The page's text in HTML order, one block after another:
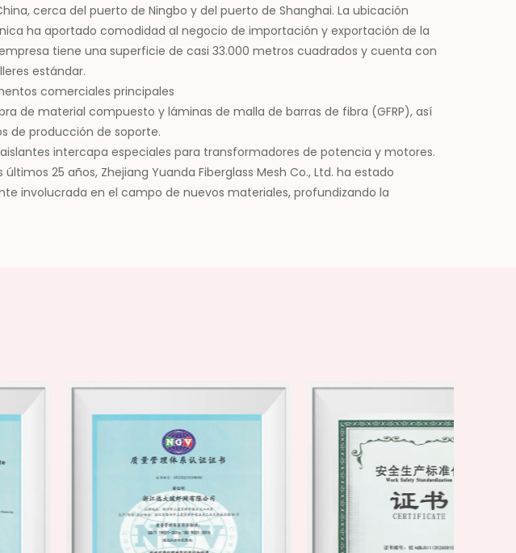
cerca del puerto de Ningbo y del puerto de Shanghai. La ubicación
ha aportado comodidad al negocio de importación y exportación de la
tiene una superficie de casi 33.000 metros cuadrados y cuenta con
estándar.
comerciales principales
de material compuesto y láminas de malla de barras de fibra (GFRP), así
de producción de soporte.
intercapa especiales para transformadores de potencia y motores.
últimos 25 años, Zhejiang Yuanda Fiberglass Mesh Co., Ltd. ha estado
involucrada en el campo de nuevos materiales, profundizando la